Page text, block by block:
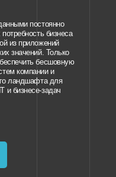
постоянно
бизнеса
из приложений
значений. Только
бесшовную
компании и
ландшафта для
и бизнесе-задач